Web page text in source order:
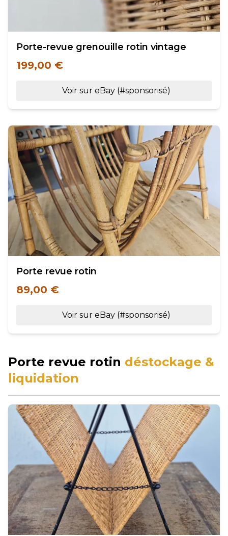
Porte-revue grenouille rotin vintage
199,00 €
Voir sur eBay (#sponsorisé)
Porte revue rotin
89,00 €
Voir sur eBay (#sponsorisé)
Porte revue rotin déstockage &
liquidation